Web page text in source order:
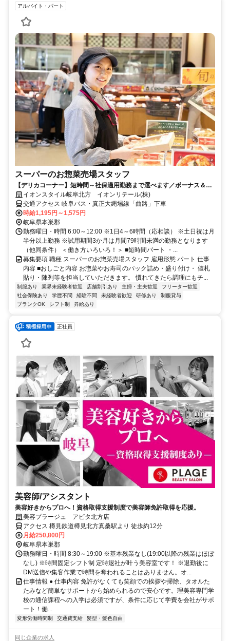
アルバイト・パート
スーパーのお惣菜売場スタッフ
【デリカコーナー】短時間～社保適用勤務まで選べます／ボーナス＆買
物割引制度あり／未経験OK!
イオンスタイル岐阜北方 イオンリテール(株)
交通アクセス 岐阜バス・真正大縄場線「曲路」下車
時給1,195円～1,575円
岐阜県本巣郡
勤務曜日・時間 6:00～12:00 ※1日4～6時間（応相談） ※土日祝は月
半分以上勤務 ※試用期間3か月は月間79時間未満の勤務となります
（他同条件） ＜働き方いろいろ！＞ ■短時間パート ・...
募集要項 職種 スーパーのお惣菜売場スタッフ 雇用形態 パート 仕事
内容 ■おしごと内容 お惣菜やお寿司のパック詰め・盛り付け・ 値札
貼り・陳列等を担当していただきます。 慣れてきたら調理にもチ...
制服あり 業界未経験者歓迎 店舗割引あり 主婦・主夫歓迎
フリーター歓迎
社会保険あり
学歴不問 経験不問 未経験者歓迎 研修あり
制服貸与
ブランクOK
シフト制 昇給あり
正社員
美容師/アシスタント
美容好きからプロへ！資格取得支援制度で美容師免許取得を応援。
美容プラージュ アピタ北方店
アクセス 樽見鉄道樽見北方真桑駅より 徒歩約12分
月給250,800円
岐阜県本巣郡
勤務曜日・時間 8:30～19:00 ※基本残業なし(19:00以降の残業はほぼ
なし) ※時間固定シフト制 定時退社が叶う美容室です！ ※退勤後に
DM送信や集客作業で時間を奪われることはありません。オ...
仕事情報 ● 仕事内容 免許がなくても笑顔での挨拶や掃除、タオルた
たみなど簡単なサポートから始められるので安心です。理美容専門学
校の通信課程への入学は必須ですが、条件に応じて学費を会社がサポ
ート！働...
変形労働時間制 交通費支給 髪型・髪色自由
同じ企業の求人